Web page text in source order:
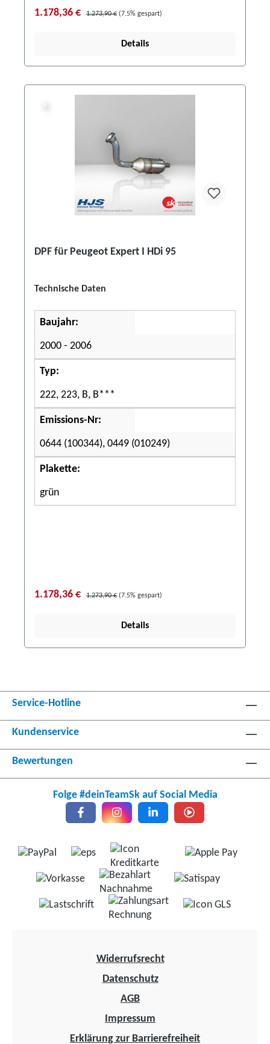
1.178,36 € 1.273,90 € (7.5% gespart)
Details
DPF für Peugeot Expert I HDi 95
Technische Daten
Baujahr:
2000 - 2006
Typ:
222, 223, B, B***
Emissions-Nr:
0644 (100344), 0449 (010249)
Plakette:
grün
1.178,36 € 1.273,90 € (7.5% gespart)
Details
Service-Hotline
Kundenservice
Bewertungen
Folge #deinTeamSk auf Social Media
Widerrufsrecht
Datenschutz
AGB
Impressum
Erklärung zur Barrierefreiheit